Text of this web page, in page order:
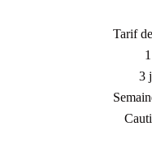
Tarif
3